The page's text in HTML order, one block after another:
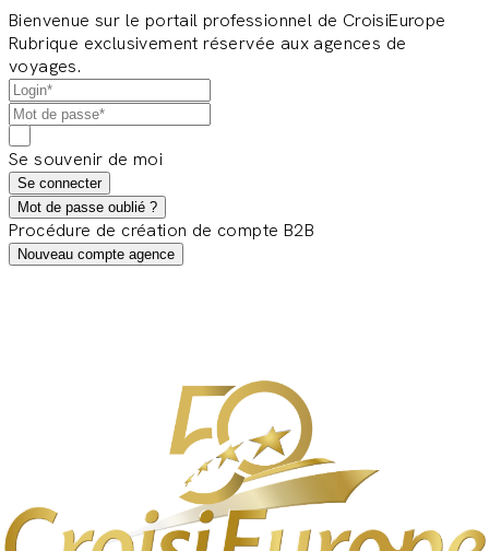
Bienvenue sur le portail professionnel de CroisiEurope
Rubrique exclusivement réservée aux agences de
voyages.
Se souvenir de moi
Se connecter
Mot de passe oublié ?
Procédure de création de compte B2B
Nouveau compte agence